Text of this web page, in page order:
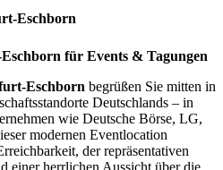
Eschborn
für Events & Tagungen
Eschborn begrüßen Sie mitten in
Deutschlands – in
wie Deutsche Börse, LG,
modernen Eventlocation
der repräsentativen